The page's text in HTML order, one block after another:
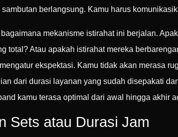
berlangsung. Kamu harus
mekanisme istirahat ini berjalan.
total? Atau apakah istirahat mereka
ekspektasi. Kamu tidak akan merasa
dari durasi layanan yang sudah disepakati
kamu terasa optimal dari awal hingga akhir
Sets atau Durasi Jam